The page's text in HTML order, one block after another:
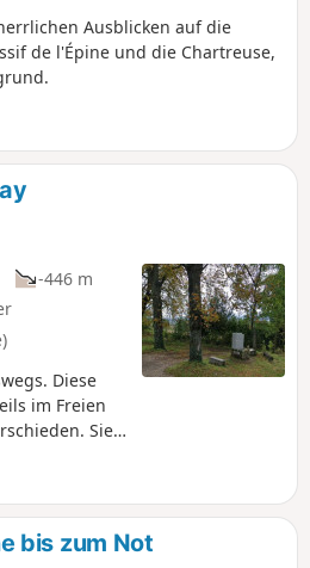
Ausblicken auf die
de l'Épine und die Chartreuse,
-446 m
Diese
im Freien
Sie
der Liers-
Sie einige
Hügel
bis zum Not